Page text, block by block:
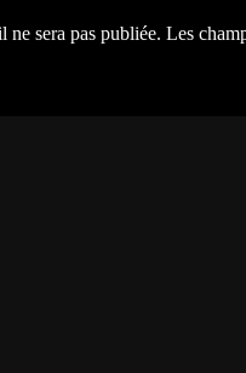
ne sera pas publiée. Les